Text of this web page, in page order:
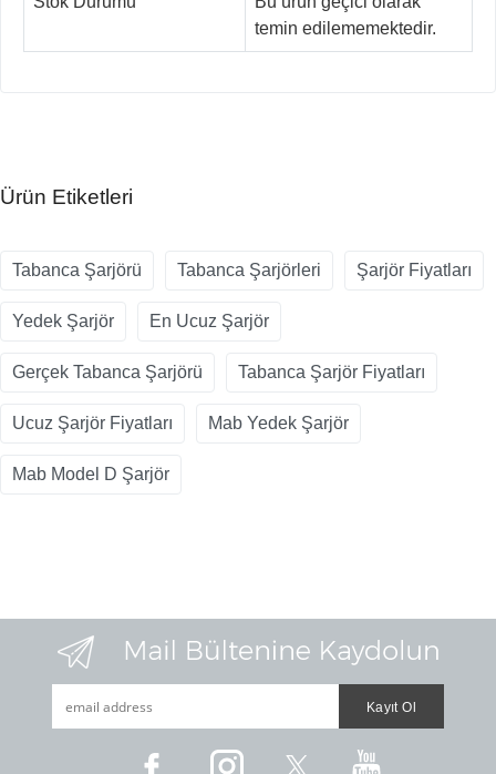
temin edilememektedir.
Ürün Etiketleri
Tabanca Şarjörü Tabanca Şarjörleri Şarjör Fiyatları
Yedek Şarjör En Ucuz Şarjör
Gerçek Tabanca Şarjörü Tabanca Şarjör Fiyatları
Ucuz Şarjör Fiyatları Mab Yedek Şarjör
Mab Model D Şarjör